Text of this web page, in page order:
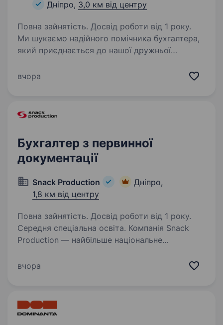
Дніпро, 3,0 км від центру
Повна зайнятість. Досвід роботи від 1 року.
Ми шукаємо надійного помічника бухгалтера,
який приєднається до нашої дружньої
Ведення первинної бухгалтерської
вчора
Бухгалтер з первинної
документації
Snack Production
Дніпро,
1,8 км від центру
Повна зайнятість. Досвід роботи від 1 року.
Середня спеціальна освіта. Компанія Snack
Production — найбільше національне
(ТМ Флінт, Хуторок, Морські, Сан Санич, Big
вчора